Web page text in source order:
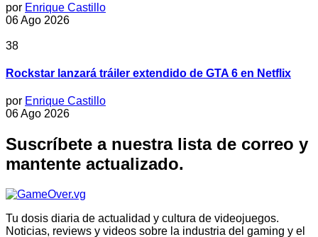
por Enrique Castillo
06 Ago 2026
38
Rockstar lanzará tráiler extendido de GTA 6 en Netflix
por Enrique Castillo
06 Ago 2026
Suscríbete a nuestra lista de correo y
mantente actualizado.
Tu dosis diaria de actualidad y cultura de videojuegos.
Noticias, reviews y videos sobre la industria del gaming y el